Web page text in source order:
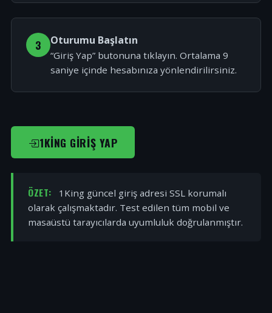
3 Oturumu Başlatın
“Giriş Yap” butonuna tıklayın. Ortalama 9
saniye içinde hesabınıza yönlendirilirsiniz.
1KING GIRIŞ YAP
ÖZET:
1King güncel giriş adresi SSL korumalı
olarak çalışmaktadır. Test edilen tüm mobil ve
masaüstü tarayıcılarda uyumluluk doğrulanmıştır.